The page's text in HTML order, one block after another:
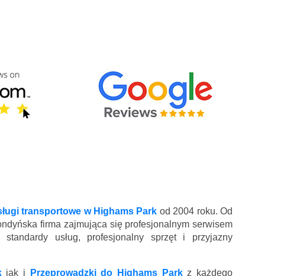
transportowe w Highams Park od 2004 roku. Od
firma zajmująca się profesjonalnym serwisem
usług, profesjonalny sprzęt i przyjazny
jak i Przeprowadzki do Highams Parkz każdego